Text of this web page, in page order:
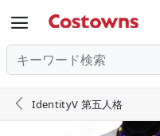

 IdentityV 第五人格